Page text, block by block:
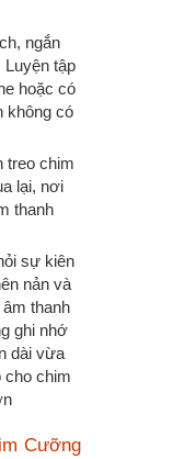
ngắn
tập
hoặc có
không có
treo chim
lại, nơi
thanh
sự kiên
nản và
thanh
ghi nhớ
dài vừa
cho chim
Cưỡng